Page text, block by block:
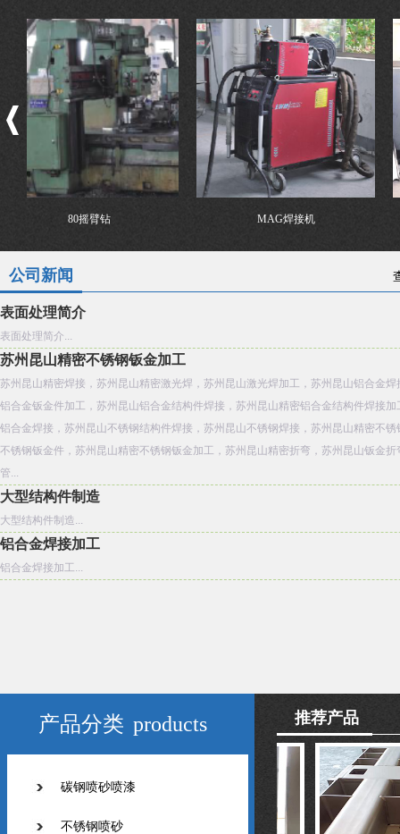
80摇臂钻 MAG焊接机
公司新闻
表面处理简介
表面处理简介...
苏州昆山精密不锈钢钣金加工
苏州昆山精密焊接，苏州昆山精密激光焊，苏州昆山激光焊加工，苏州昆山铝合金
铝合金钣金件加工，苏州昆山铝合金结构件焊接，苏州昆山精密铝合金结构件焊接
铝合金焊接，苏州昆山不锈钢结构件焊接，苏州昆山不锈钢焊接，苏州昆山精密不
不锈钢钣金件，苏州昆山精密不锈钢钣金加工，苏州昆山精密折弯，苏州昆山钣金折
管...
大型结构件制造
大型结构件制造...
铝合金焊接加工
铝合金焊接加工...
产品分类 products
碳钢喷砂喷漆
不锈钢喷砂
推荐产品